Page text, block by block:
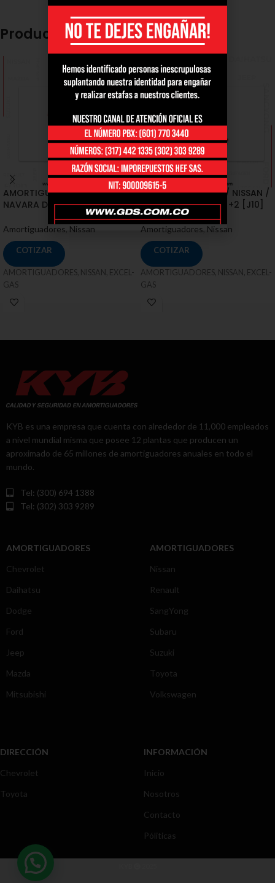
Productos relacionados
AMORTIGUADORES / NISSAN /
NAVARA D40 2WD
Amortiguadores Nissan
COTIZAR
AMORTIGUADORES, NISSAN, EXCEL-
GAS
AMORTIGUADORES / NISSAN /
QASHQAI, QASHQAI +2 [J10]
Amortiguadores Nissan
COTIZAR
AMORTIGUADORES, NISSAN, EXCEL-
GAS
KYB es una empresa que cuenta con alrededor de 11,000 empleados
a nivel mundial misma que posee 12 plantas que producen un
aproximado de 65 millones de amortiguadores anuales en todo el
mundo.
Tel: (300) 694 1388
Tel: (302) 303 9289
AMORTIGUADORES
Chevrolet
Daihatsu
Dodge
Ford
Jeep
Mazda
Mitsubishi
AMORTIGUADORES
Nissan
Renault
SangYong
Subaru
Suzuki
Toyota
Volkswagen
DIRECCIÓN
Chevrolet
Toyota
INFORMACIÓN
Inicio
Nosotros
Contacto
Póliticas